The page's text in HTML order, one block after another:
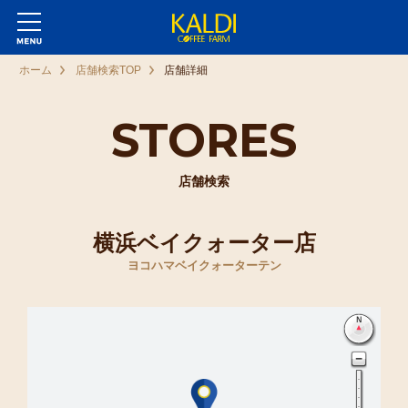
STORES
店舗検索
ホーム 店舗検索TOP 店舗詳細
横浜ベイクォーター店
ヨコハマベイクォーターテン